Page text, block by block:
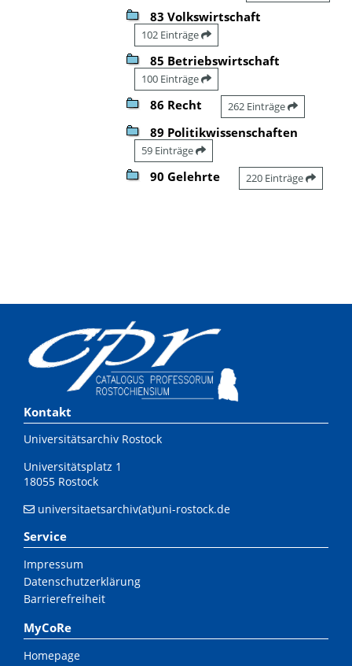
83 Volkswirtschaft
102 Einträge
85 Betriebswirtschaft
100 Einträge
86 Recht 262 Einträge
89 Politikwissenschaften
59 Einträge
90 Gelehrte 220 Einträge
Kontakt
Universitätsarchiv Rostock
Universitätsplatz 1
18055 Rostock
universitaetsarchiv(at)uni-rostock.de
Service
Impressum
Datenschutzerklärung
Barrierefreiheit
MyCoRe
Homepage